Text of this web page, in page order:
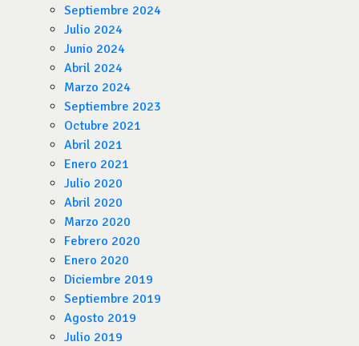
Septiembre 2024
Julio 2024
Junio 2024
Abril 2024
Marzo 2024
Septiembre 2023
Octubre 2021
Abril 2021
Enero 2021
Julio 2020
Abril 2020
Marzo 2020
Febrero 2020
Enero 2020
Diciembre 2019
Septiembre 2019
Agosto 2019
Julio 2019